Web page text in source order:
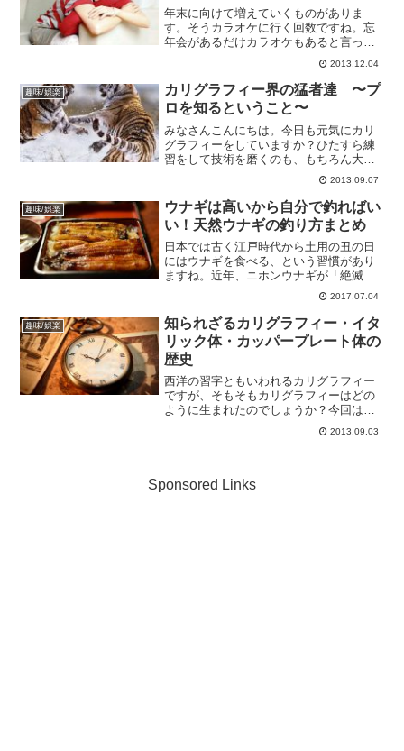
年末に向けて増えていくものがありま
す。そうカラオケに行く回数ですね。忘
年会があるだけカラオケもあると言って
も良いかもしれません。その忘年会に意
中の彼がもし来るなら、年末の浮かれ具
合と１次会でのアルコールも相まって可
愛さをアピールする大チャン...
2013.12.04
趣味/娯楽
カリグラフィー界の猛者達 〜プ
ロを知るということ〜
みなさんこんにちは。今日も元気にカリ
グラフィーをしていますか？ひたすら練
習をして技術を磨くのも、もちろん大事
なことではあるのですが、時にはその道
に優れた方たちを知り、その作品を見る
のも上達するために必要な勉強になると
思います。そこで本日はカ...
2013.09.07
趣味/娯楽
ウナギは高いから自分で釣ればい
い！天然ウナギの釣り方まとめ
日本では古く江戸時代から土用の丑の日
にはウナギを食べる、という習慣があり
ますね。近年、ニホンウナギが「絶滅す
る危険性が高い絶滅危惧種」のレッドリ
スト入りしたこともあり価格も高騰して
います。数年前に日本列島が歓喜したう
なぎの完全養殖に成功！！...
2017.07.04
趣味/娯楽
知られざるカリグラフィー・イタ
リック体・カッパープレート体の
歴史
西洋の習字ともいわれるカリグラフィー
ですが、そもそもカリグラフィーはどの
ように生まれたのでしょうか？今回はカ
リグラフィーの誕生と歴史についてご説
明します。カリグラフィーは彩飾として
2013.09.03
Sponsored Links